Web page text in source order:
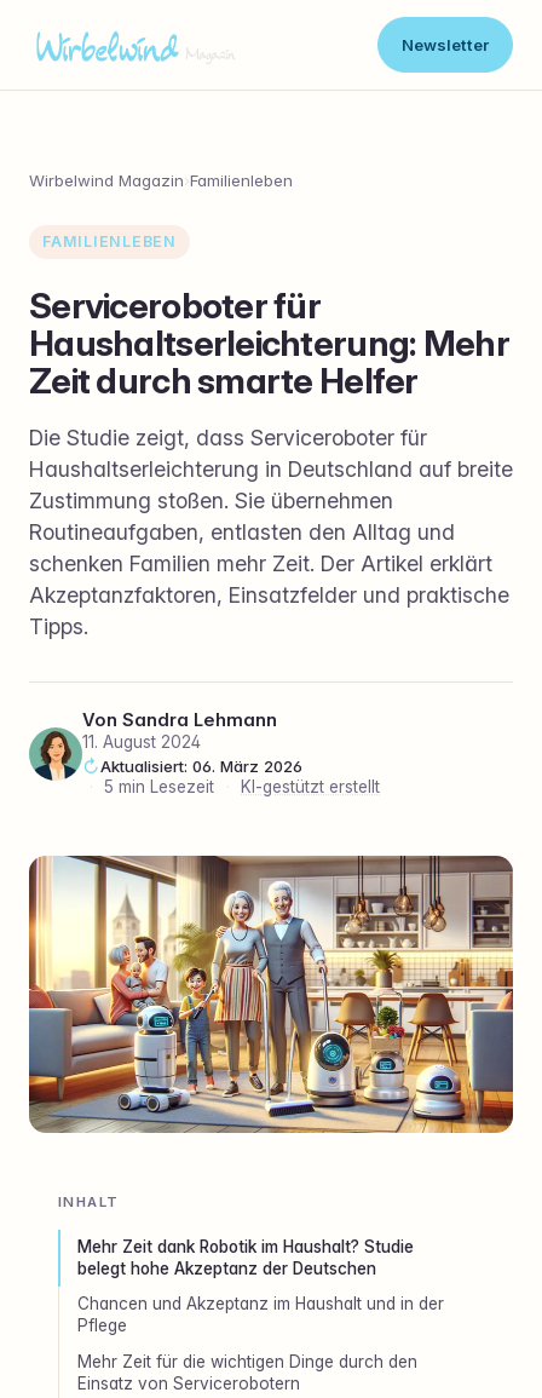
Newsletter
Wirbelwind Magazin›Familienleben
FAMILIENLEBEN
Serviceroboter für
Haushaltserleichterung: Mehr
Zeit durch smarte Helfer
Die Studie zeigt, dass Serviceroboter für
Haushaltserleichterung in Deutschland auf breite
Zustimmung stoßen. Sie übernehmen
Routineaufgaben, entlasten den Alltag und
schenken Familien mehr Zeit. Der Artikel erklärt
Akzeptanzfaktoren, Einsatzfelder und praktische
Tipps.
Von Sandra Lehmann
11. August 2024
Aktualisiert: 06. März 2026
·
5 min Lesezeit · KI-gestützt erstellt
INHALT
Mehr Zeit dank Robotik im Haushalt? Studie
belegt hohe Akzeptanz der Deutschen
Chancen und Akzeptanz im Haushalt und in der
Pflege
Mehr Zeit für die wichtigen Dinge durch den
Einsatz von Servicerobotern